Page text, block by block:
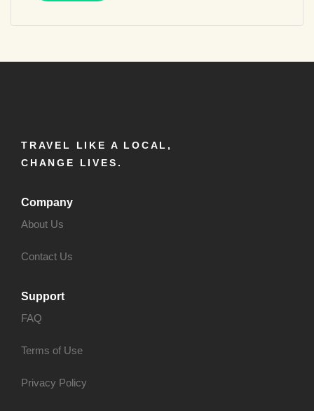
TRAVEL LIKE A LOCAL,
CHANGE LIVES.
Company
About Us
Contact Us
Support
FAQ
Terms of Use
Privacy Policy